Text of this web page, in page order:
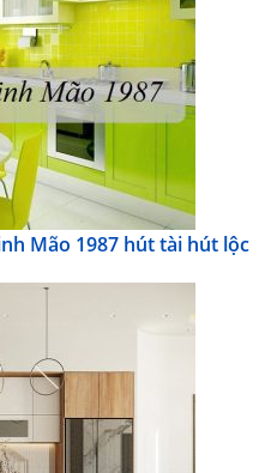
Mão 1987 hút tài hút lộc